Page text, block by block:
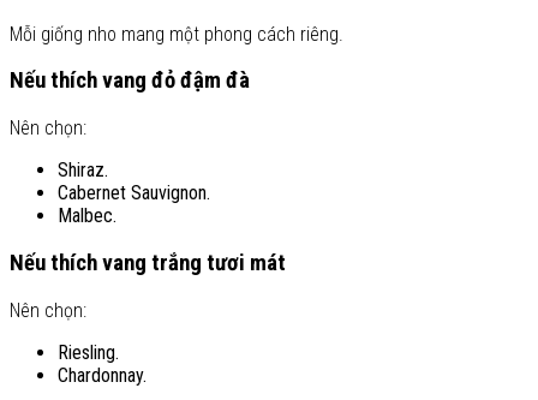
Mỗi giống nho mang một phong cách riêng.
Nếu thích vang đỏ đậm đà
Nên chọn:
Shiraz.
Cabernet Sauvignon.
Malbec.
Nếu thích vang trắng tươi mát
Nên chọn:
Riesling.
Chardonnay.